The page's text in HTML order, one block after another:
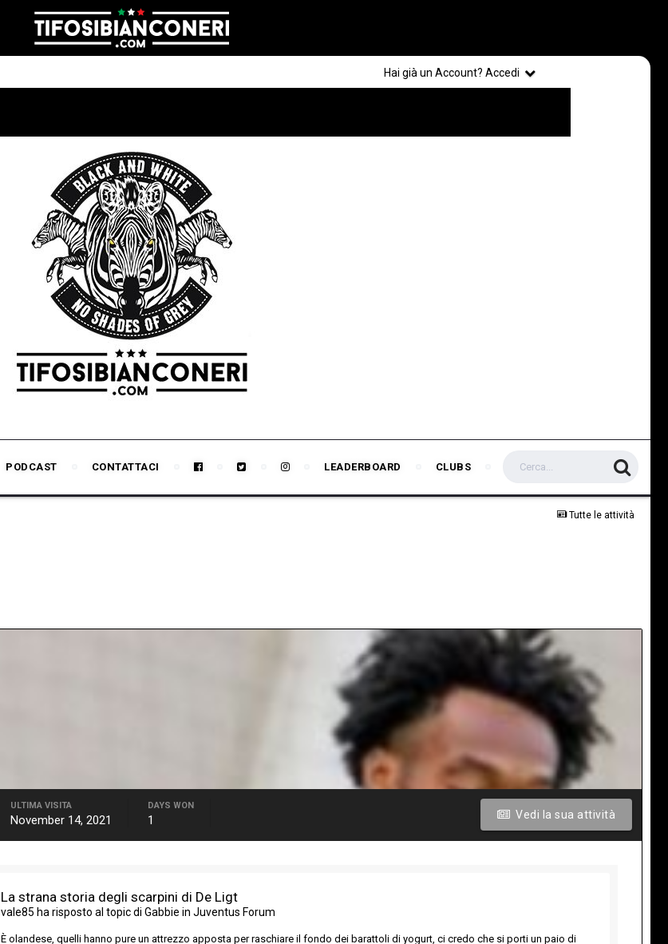
Hai già un Account? Accedi
PODCAST CONTATTACI LEADERBOARD CLUBS
Tutte le attività
Vedi la sua attività
ULTIMA VISITA
November 14, 2021
DAYS WON
1
La strana storia degli scarpini di De Ligt
vale85 ha risposto al topic di Gabbie in Juventus Forum
È olandese, quelli hanno pure un attrezzo apposta per raschiare il fondo dei barattoli di yogurt, ci credo che si porti un paio di